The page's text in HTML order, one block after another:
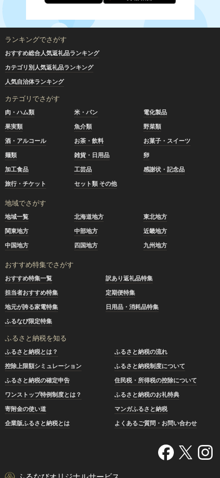
ランキングでさがす
おすすめ総合人気返礼品ランキング
カテゴリ別人気返礼品ランキング
人気自治体ランキング
カテゴリでさがす
肉・ハム類 米・パン
電化製品
果実類
魚介類
野菜類
酒・アルコール
お茶・飲料
お菓子・スイーツ
麺類
雑貨・日用品
卵
加工食品
工芸品
感謝状・記念品
旅行・チケット
セット類 その他
地域でさがす
地域一覧 北海道地方
東北地方
関東地方
中部地方
近畿地方
中国地方
四国地方 九州地方
おすすめ特集でさがす
おすすめ特集一覧
訳あり返礼品特集
担当者おすすめ特集
定期便特集
地元が誇る家電特集
日用品・消耗品特集
ふるなび限定特集
ふるさと納税を知る
ふるさと納税とは？
ふるさと納税の流れ
控除上限額シミュレーション
ふるさと納税制度について
ふるさと納税の確定申告
住民税・所得税の控除について
ワンストップ特例制度とは？
ふるさと納税のお礼特典
寄附金の使い道
マンガふるさと納税
企業版ふるさと納税とは
よくあるご質問・お問い合わせ